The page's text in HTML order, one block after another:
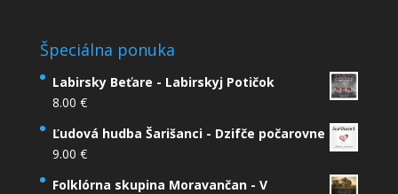
Špeciálna ponuka
Labirsky Beťare - Labirskyj Potičok
8.00 €
Ľudová hudba Šarišanci - Dzifče počarovne
9.00 €
Folklórna skupina Moravančan - V